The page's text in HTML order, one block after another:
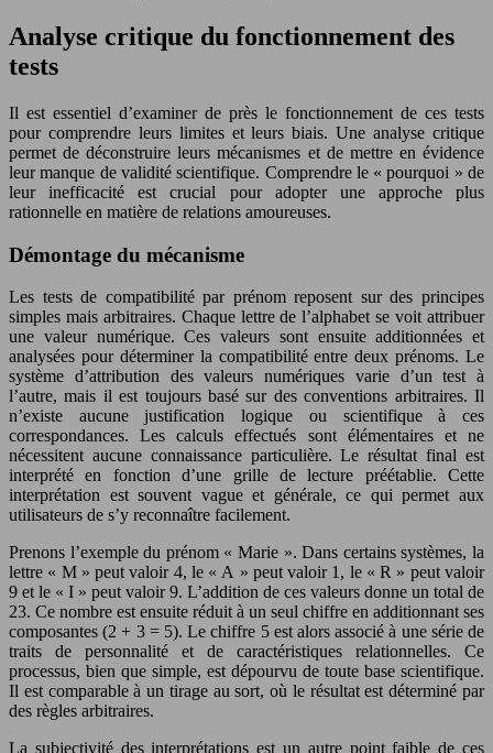
Analyse critique du fonctionnement des
tests
Il est essentiel d’examiner de près le fonctionnement de ces tests
pour comprendre leurs limites et leurs biais. Une analyse critique
permet de déconstruire leurs mécanismes et de mettre en évidence
leur manque de validité scientifique. Comprendre le « pourquoi » de
leur inefficacité est crucial pour adopter une approche plus
rationnelle en matière de relations amoureuses.
Démontage du mécanisme
Les tests de compatibilité par prénom reposent sur des principes
simples mais arbitraires. Chaque lettre de l’alphabet se voit attribuer
une valeur numérique. Ces valeurs sont ensuite additionnées et
analysées pour déterminer la compatibilité entre deux prénoms. Le
système d’attribution des valeurs numériques varie d’un test à
l’autre, mais il est toujours basé sur des conventions arbitraires. Il
n’existe aucune justification logique ou scientifique à ces
correspondances. Les calculs effectués sont élémentaires et ne
nécessitent aucune connaissance particulière. Le résultat final est
interprété en fonction d’une grille de lecture préétablie. Cette
interprétation est souvent vague et générale, ce qui permet aux
utilisateurs de s’y reconnaître facilement.
Prenons l’exemple du prénom « Marie ». Dans certains systèmes, la
lettre « M » peut valoir 4, le « A » peut valoir 1, le « R » peut valoir
9 et le « I » peut valoir 9. L’addition de ces valeurs donne un total de
23. Ce nombre est ensuite réduit à un seul chiffre en additionnant ses
composantes (2 + 3 = 5). Le chiffre 5 est alors associé à une série de
traits de personnalité et de caractéristiques relationnelles. Ce
processus, bien que simple, est dépourvu de toute base scientifique.
Il est comparable à un tirage au sort, où le résultat est déterminé par
des règles arbitraires.
La subjectivité des interprétations est un autre point faible de ces